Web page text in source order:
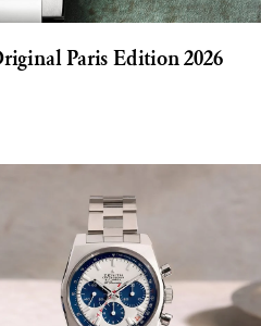
Paris Edition 2026